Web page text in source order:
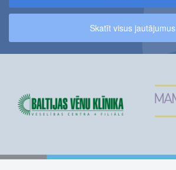
Skatīt visus jautājumus